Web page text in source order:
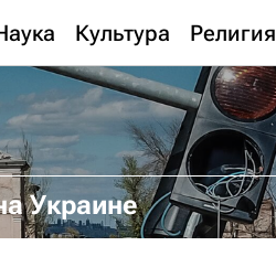
Культура Религия
Украине